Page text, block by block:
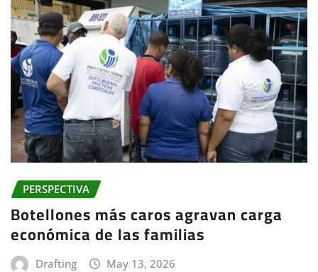
PERSPECTIVA
Botellones más caros agravan carga
económica de las familias
Drafting May 13, 2026